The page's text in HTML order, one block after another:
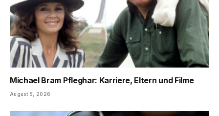
Michael Bram Pfleghar: Karriere, Eltern und Filme
August 5, 2026